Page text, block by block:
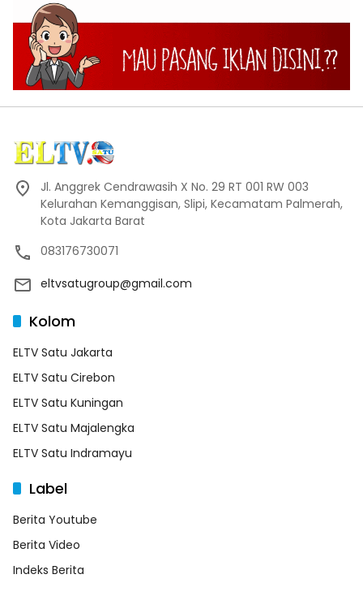
Jl. Anggrek Cendrawasih X No. 29 RT 001 RW 003
Kelurahan Kemanggisan, Slipi, Kecamatam Palmerah,
Kota Jakarta Barat
083176730071
eltvsatugroup@gmail.com
Kolom
ELTV Satu Jakarta
ELTV Satu Cirebon
ELTV Satu Kuningan
ELTV Satu Majalengka
ELTV Satu Indramayu
Label
Berita Youtube
Berita Video
Indeks Berita